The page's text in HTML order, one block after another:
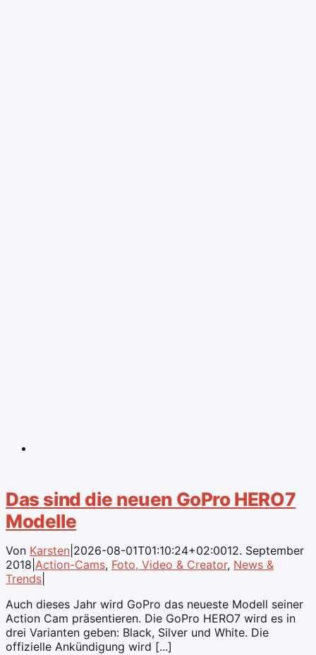
Das sind die neuen GoPro HERO7
Modelle
Von Karsten 2026-08-01T01:10:24+02:0012. September
2018 Action-Cams, Foto, Video & Creator, News &
Trends
Auch dieses Jahr wird GoPro das neueste Modell seiner
Action Cam präsentieren. Die GoPro HERO7 wird es in
drei Varianten geben: Black, Silver und White. Die
offizielle Ankündigung wird [...]